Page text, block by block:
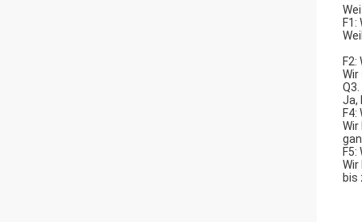
Ja,
bis